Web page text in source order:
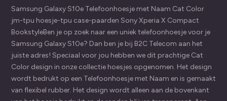
Samsung Galaxy S10e Telefoonhoesje met Naam Cat Color
jm-tpu hoesje-tpu case-paarden Sony Xperia X Compact
BookstyleBen je op zoek naar een uniek telefoonhoesje voor je
Samsung Galaxy S10e? Dan ben je bij B2C Telecom aan het
juiste adres! Speciaal voor jou hebben we dit prachtige Cat
Color design in onze collectie hoesjes opgenomen. Het design
wordt bedrukt op een Telefoonhoesje met Naam en is gemaakt
van flexibel rubber. Het design wordt alleen aan de bovenkant